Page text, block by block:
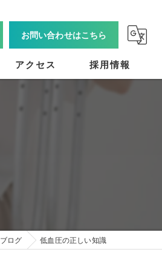
お問い合わせはこちら
アクセス 採用情報
ブログ 低血圧の正しい知識